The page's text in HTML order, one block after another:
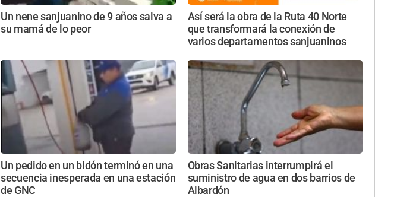
Un nene sanjuanino de 9 años salva a
su mamá de lo peor
Así será la obra de la Ruta 40 Norte
que transformará la conexión de
varios departamentos sanjuaninos
Un pedido en un bidón terminó en una
secuencia inesperada en una estación
de GNC
Obras Sanitarias interrumpirá el
suministro de agua en dos barrios de
Albardón